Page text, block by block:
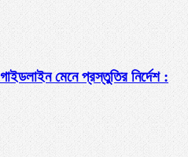
মেনে প্রস্তুতির নির্দেশ :